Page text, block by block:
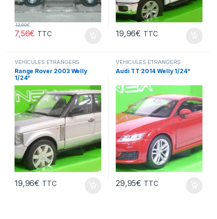
7,56€
12,90€
TTC 19,96€ TTC
VÉHICULES ÉTRANGERS
(voitures,camions ...)
Range Rover 2003 Welly
1/24°
19,96€ TTC
VÉHICULES ÉTRANGERS
(voitures,camions ...)
Audi TT 2014 Welly 1/24°
29,95€ TTC